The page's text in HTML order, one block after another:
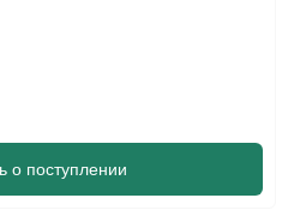
о поступлении